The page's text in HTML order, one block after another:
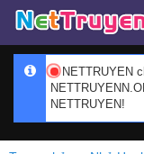
NETTRUYEN
NETTRUYEN!